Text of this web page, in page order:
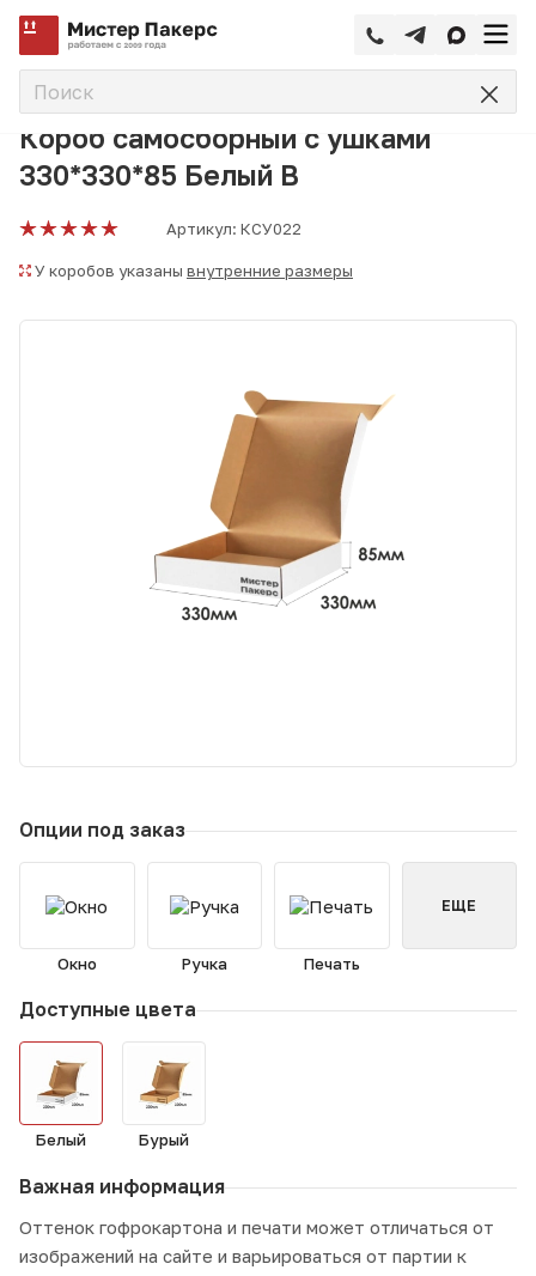
Главная
Короб самосборный с ушками
330*330*85 Белый В
Артикул: КСУ022
У коробов указаны внутренние размеры
Опции под заказ
Окно Ручка Печать
ЕЩЕ
Доступные цвета
Белый Бурый
Важная информация
Оттенок гофрокартона и печати может отличаться от
изображений на сайте и варьироваться от партии к